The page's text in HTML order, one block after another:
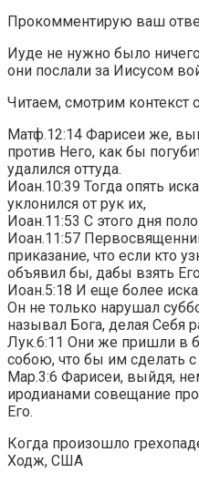
Прокомментирую ваш
Иуде не нужно было
они послали за Иисусом
Читаем, смотрим
Матф.12:14 Фарисеи же,
против Него, как бы
удалился оттуда.
Иоан.10:39 Тогда опять
уклонился от рук их,
Иоан.11:53 С этого дня
Иоан.11:57
приказание, что если кто
объявил бы, дабы взять
Иоан.5:18 И еще более
Он не только нарушал
называл Бога, делая Себя
Лук.6:11 Они же пришли в
собою, что бы им сделать
Мар.3:6 Фарисеи, выйдя,
иродианами совещание
Его.
Когда произошло
Ходж, США